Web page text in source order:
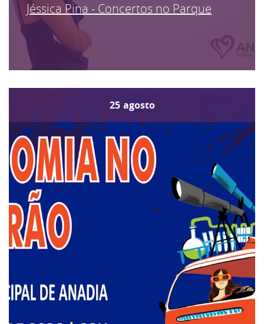
Jéssica Pina - Concertos no Parque
25 agosto